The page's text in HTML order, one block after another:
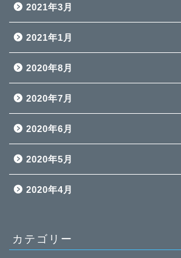
2021年3月
2021年1月
2020年8月
2020年7月
2020年6月
2020年5月
2020年4月
カテゴリー